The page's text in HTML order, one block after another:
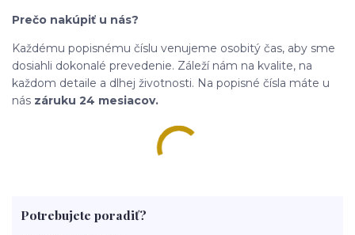
Prečo nakúpiť u nás?
Každému popisnému číslu venujeme osobitý čas, aby sme
dosiahli dokonalé prevedenie. Záleží nám na kvalite, na
každom detaile a dlhej životnosti. Na popisné čísla máte u
nás záruku 24 mesiacov.
Potrebujete poradiť?